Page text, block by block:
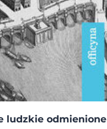
ludzkie odmienione